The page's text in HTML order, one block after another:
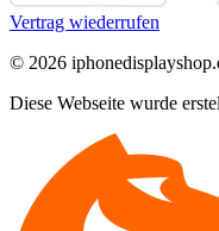
Vertrag wiederrufen
© 2026
Diese Webseite wurde